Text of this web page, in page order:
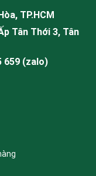
TP.HCM
Tân Thới 3, Tân
659 (zalo)